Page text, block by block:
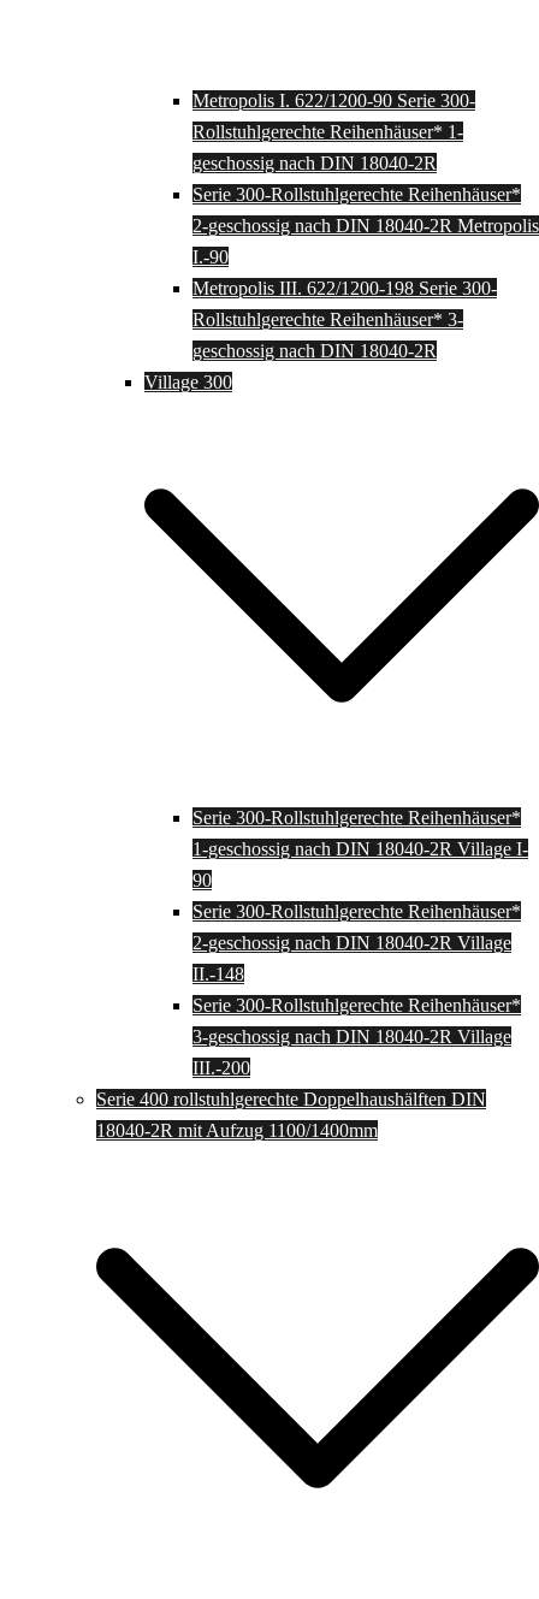
Metropolis I. 622/1200-90 Serie 300-
Rollstuhlgerechte Reihenhäuser* 1-
geschossig nach DIN 18040-2R
Serie 300-Rollstuhlgerechte Reihenhäuser*
2-geschossig nach DIN 18040-2R Metropolis
I.-90
Metropolis III. 622/1200-198 Serie 300-
Rollstuhlgerechte Reihenhäuser* 3-
geschossig nach DIN 18040-2R
Village 300
Serie 300-Rollstuhlgerechte Reihenhäuser*
1-geschossig nach DIN 18040-2R Village I-
90
Serie 300-Rollstuhlgerechte Reihenhäuser*
2-geschossig nach DIN 18040-2R Village
II.-148
Serie 300-Rollstuhlgerechte Reihenhäuser*
3-geschossig nach DIN 18040-2R Village
III.-200
Serie 400 rollstuhlgerechte Doppelhaushälften DIN
18040-2R mit Aufzug 1100/1400mm